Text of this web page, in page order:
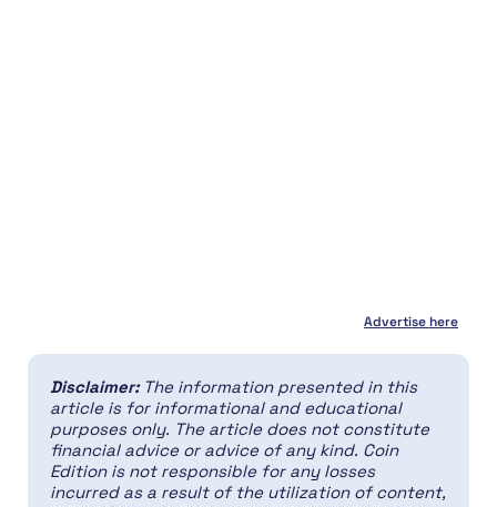
Advertise here
Disclaimer: The information presented in this
article is for informational and educational
purposes only. The article does not constitute
financial advice or advice of any kind. Coin
Edition is not responsible for any losses
incurred as a result of the utilization of content,